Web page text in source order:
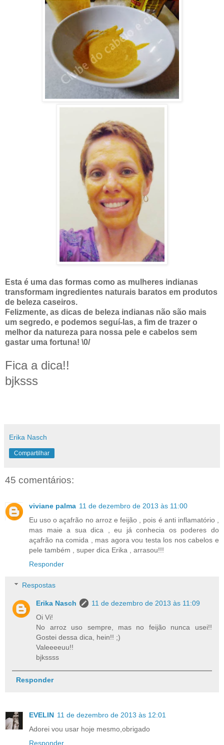
Esta é uma das formas como as mulheres indianas
transformam ingredientes naturais baratos em produtos
de beleza caseiros.
Felizmente, as dicas de beleza indianas não são mais
um segredo, e podemos seguí-las, a fim de trazer o
melhor da natureza para nossa pele e cabelos sem
gastar uma fortuna! \0/
Fica a dica!!
bjksss
Erika Nasch
Compartilhar
45 comentários:
viviane palma 11 de dezembro de 2013 às 11:00
Eu uso o açafrão no arroz e feijão , pois é anti inflamatório ,
mas maie a sua dica , eu já conhecia os poderes do
açafrão na comida , mas agora vou testa los nos cabelos e
pele também , super dica Erika , arrasou!!!
Responder
Respostas
Erika Nasch
11 de dezembro de 2013 às 11:09
Oi Vi!
No arroz uso sempre, mas no feijão nunca usei!!
Gostei dessa dica, hein!! ;)
Valeeeeuu!!
bjkssss
Responder
EVELIN 11 de dezembro de 2013 às 12:01
Adorei vou usar hoje mesmo,obrigado
Responder